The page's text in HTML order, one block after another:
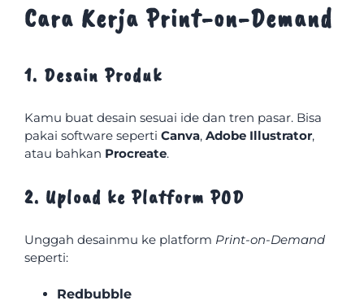
Cara Kerja Print-on-Demand
1. Desain Produk
Kamu buat desain sesuai ide dan tren pasar. Bisa
pakai software seperti Canva, Adobe Illustrator,
atau bahkan Procreate.
2. Upload ke Platform POD
Unggah desainmu ke platform Print-on-Demand
seperti:
Redbubble